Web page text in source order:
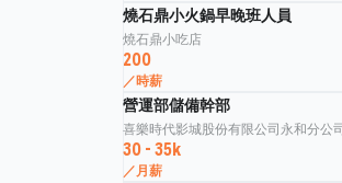
燒石鼎小火鍋早晚班人員
燒石鼎小吃店
200
／時薪
營運部儲備幹部
喜樂時代影城股份有限公司永和分公
30 - 35k
／月薪